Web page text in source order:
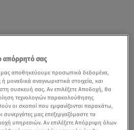
απόρρητό σας
μας αποθηκεύουμε προσωπικά δεδομένα,
μοναδικά αναγνωριστικά στοιχεία, και
συσκευή σας. Αν επιλέξετε Αποδοχή, θα
τεχνολογιών παρακολούθησης
οι σκοποί που εμφανίζονται παρακάτω,
συνεργάτες μας επεξεργαζόμαστε τα
υπηρεσιών. Αν επιλέξετε Απόρριψη όλων